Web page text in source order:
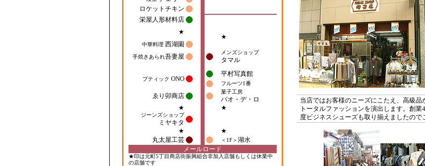
当店ではお客様のニーズにこたえ、高級
トータルファッションを演出します。創
度ビジネスシューズも取り揃えましたので